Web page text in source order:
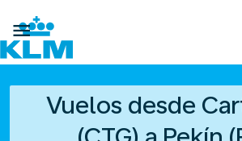

Vuelos desde